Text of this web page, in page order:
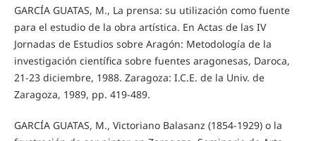
GARCÍA GUATAS, M., La prensa: su utilización como fuente
para el estudio de la obra artística. En Actas de las IV
Jornadas de Estudios sobre Aragón: Metodología de la
investigación científica sobre fuentes aragonesas, Daroca,
21-23 diciembre, 1988. Zaragoza: I.C.E. de la Univ. de
Zaragoza, 1989, pp. 419-489.
GARCÍA GUATAS, M., Victoriano Balasanz (1854-1929) o la